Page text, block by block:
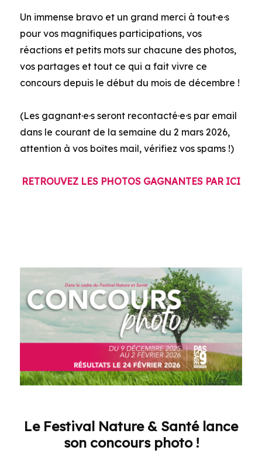
Un immense bravo et un grand merci à tout·e·s
pour vos magnifiques participations, vos
réactions et petits mots sur chacune des photos,
vos partages et tout ce qui a fait vivre ce
concours depuis le début du mois de décembre !
(Les gagnant·e·s seront recontacté·e·s par email
dans le courant de la semaine du 2 mars 2026,
attention à vos boîtes mail, vérifiez vos spams !)
RETROUVEZ LES PHOTOS GAGNANTES PAR ICI
Le Festival Nature & Santélance
son concours photo !